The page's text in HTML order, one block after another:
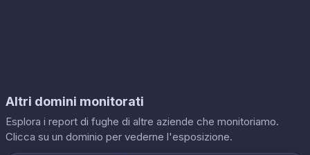
Altri domini monitorati
Esplora i report di fughe di altre aziende che monitoriamo.
Clicca su un dominio per vederne l'esposizione.